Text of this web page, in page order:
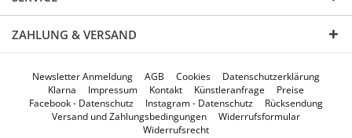
ZAHLUNG & VERSAND
Newsletter Anmeldung AGB Cookies
Datenschutzerklärung
Klarna
Impressum Kontakt Künstleranfrage
Preise
Facebook - Datenschutz
Instagram - Datenschutz
Rücksendung
Versand und Zahlungsbedingungen
Widerrufsformular
Widerrufsrecht